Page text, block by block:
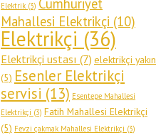
Elektrik (3) Cumhuriyet
Mahallesi Elektrikçi (10)
Elektrikçi (36)
Elektrikçi ustası (7) elektrikçi yakın
(5) Esenler Elektrikçi
servisi (13) Esentepe Mahallesi
Elektrikçi (3) Fatih Mahallesi Elektrikçi
(5) Fevzi çakmak Mahallesi Elektrikçi (3)